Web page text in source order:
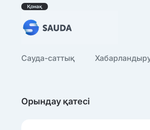
Қонақ
Сауда-саттық
Орындау қатесі